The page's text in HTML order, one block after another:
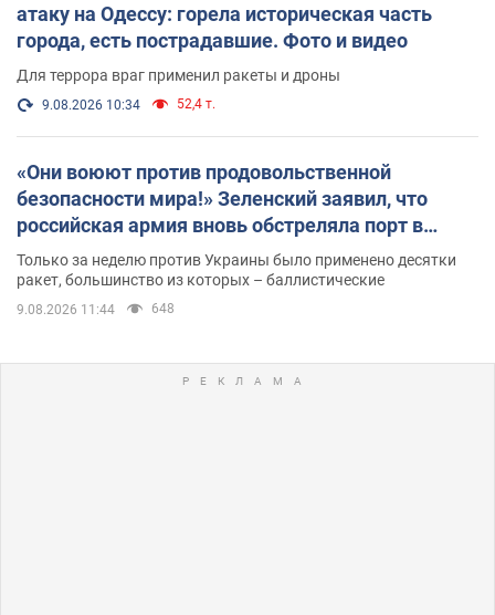
атаку на Одессу: горела историческая часть
города, есть пострадавшие. Фото и видео
Для террора враг применил ракеты и дроны
9.08.2026 10:34 52,4 т.
«Они воюют против продовольственной
безопасности мира!» Зеленский заявил, что
российская армия вновь обстреляла порт в
Одессе
Только за неделю против Украины было применено десятки
ракет, большинство из которых – баллистические
9.08.2026 11:44 648